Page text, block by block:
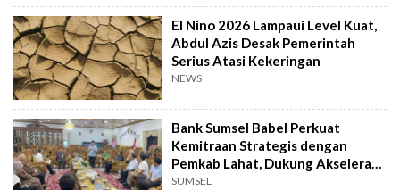
El Nino 2026 Lampaui Level Kuat,
Abdul Azis Desak Pemerintah
Serius Atasi Kekeringan
NEWS
Bank Sumsel Babel Perkuat
Kemitraan Strategis dengan
Pemkab Lahat, Dukung Akselerasi
Ekonomi Daerah
SUMSEL